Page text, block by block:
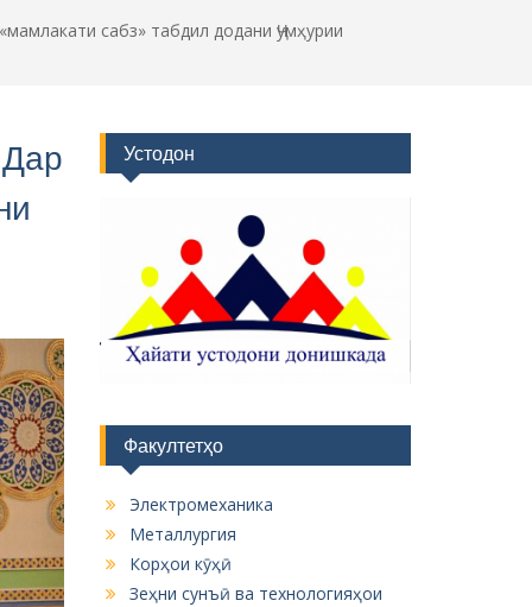
сабз» табдил додани Ҷумҳурии
Устодон
Факултетҳо
Электромеханика
Металлургия
Корҳои кӯҳӣ
Зеҳни сунъӣ ва технологияҳои